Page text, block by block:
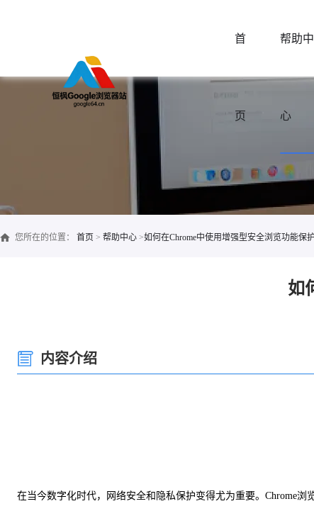
首
页
帮助中
心
您所在的位置： 首页 > 帮助中心 >如何在Chrome中使用增强型安全浏览功能保
如
内容介绍
在当今数字化时代，网络安全和隐私保护变得尤为重要。Chrome